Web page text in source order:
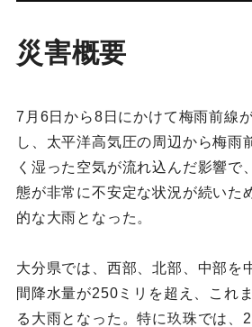
災害概要
7月6日から8日にかけて梅雨前線
し、太平洋高気圧の周辺から梅雨
く湿った空気が流れ込んだ影響で
態が非常に不安定な状況が続いた
的な大雨となった。
大分県では、西部、北部、中部を
間降水量が250ミリを超え、これ
る大雨となった。特に玖珠では、